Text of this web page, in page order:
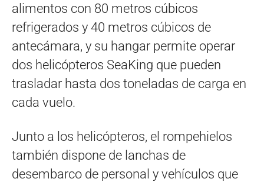
alimentos con 80 metros cúbicos
refrigerados y 40 metros cúbicos de
antecámara, y su hangar permite operar
dos helicópteros SeaKing que pueden
trasladar hasta dos toneladas de carga en
cada vuelo.
Junto a los helicópteros, el rompehielos
también dispone de lanchas de
desembarco de personal y vehículos que